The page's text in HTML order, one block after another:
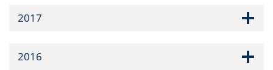
2017
2016